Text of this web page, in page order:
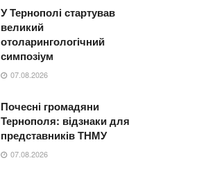
У Тернополі стартував
великий
отоларингологічний
симпозіум
07.08.2026
Почесні громадяни
Тернополя: відзнаки для
представників ТНМУ
07.08.2026